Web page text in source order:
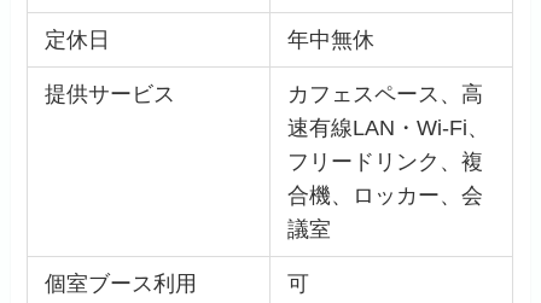
定休日 年中無休
提供サービス
カフェスペース、高
速有線LAN・Wi-Fi、
フリードリンク、複
合機、ロッカー、会
議室
個室ブース利用 可